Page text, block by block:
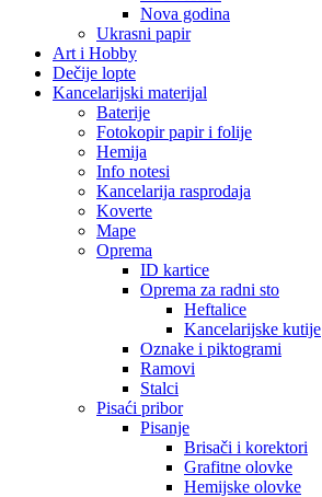
Nova godina
Ukrasni papir
Art i Hobby
Dečije lopte
Kancelarijski materijal
Baterije
Fotokopir papir i folije
Hemija
Info notesi
Kancelarija rasprodaja
Koverte
Mape
Oprema
ID kartice
Oprema za radni sto
Heftalice
Kancelarijske kutije
Oznake i piktogrami
Ramovi
Stalci
Pisaći pribor
Pisanje
Brisači i korektori
Grafitne olovke
Hemijske olovke